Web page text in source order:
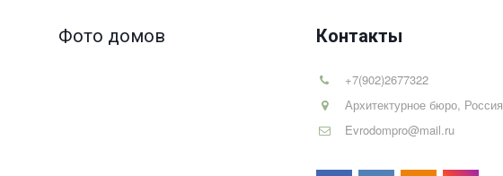
Фото домов Контакты
+7(902)2677322
Архитектурное бюро, Россия
Evrodompro@mail.ru